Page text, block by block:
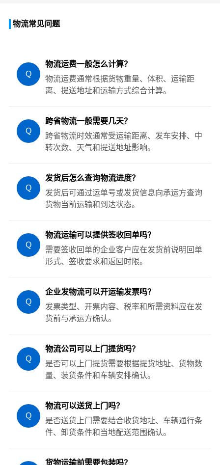
物流常见问题
Q
物流运费一般怎么计算？
物流运费通常根据货物重量、体积、运输距
离、提送地址和运输方式综合计算。
Q
跨省物流一般需要几天？
跨省物流时效通常受运输距离、发车安排、中
转次数、天气和提送地址影响。
Q
发货后怎么查询物流进度？
发货后可通过运单号或发货信息向承运方查询
货物当前运输和到达状态。
Q
物流运输可以提供签收回单吗？
需要签收回单的企业客户应在发货前说明回单
形式、签收要求和返回时限。
Q
企业发物流可以开运输发票吗？
发票类型、开票内容、税率和所需资料应在发
货前与承运方确认。
Q
物流公司可以上门提货吗？
是否可以上门提货需要根据提货地址、货物数
量、装货条件和车辆安排确认。
Q
物流可以送货上门吗？
是否送货上门需要结合收货地址、车辆通行条
件、卸货条件和当地配送范围确认。
货物运输前需要包装吗？